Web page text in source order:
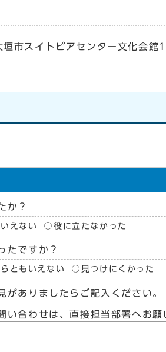
市スイトピアセンター文化会
か？
えない 役に立たなかった
たですか？
ともいえない 見つけにくかった
がありましたらご記入ください。
い合わせは、直接担当部署へお